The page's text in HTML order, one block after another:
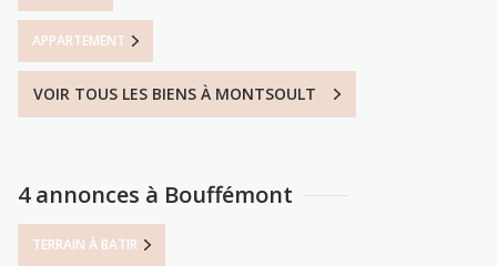
APPARTEMENT
VOIR TOUS LES BIENS À MONTSOULT
4 annonces à Bouffémont
TERRAIN À BATIR